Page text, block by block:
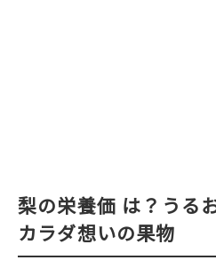
梨の栄養価 は？うる
カラダ想いの果物